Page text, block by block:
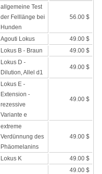
allgemeine Test
der Felllänge bei
Hunden
56.00 $
Agouti Lokus
49.00 $
Lokus B - Braun 49.00 $
Lokus D -
Dilution, Allel d1
49.00 $
Lokus E -
Extension -
rezessive
Variante e
49.00 $
extreme
Verdünnung des
Phäomelanins
49.00 $
Lokus K
49.00 $
49.00 $